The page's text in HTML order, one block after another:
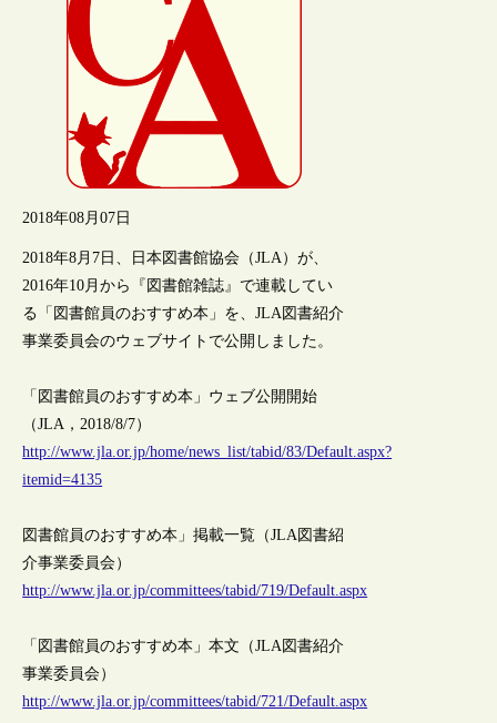
2018年08月07日
2018年8月7日、日本図書館協会（JLA）が、
2016年10月から『図書館雑誌』で連載してい
る「図書館員のおすすめ本」を、JLA図書紹介
事業委員会のウェブサイトで公開しました。
「図書館員のおすすめ本」ウェブ公開開始
（JLA，2018/8/7）
http://www.jla.or.jp/home/news_list/tabid/83/Default.aspx?
itemid=4135
図書館員のおすすめ本」掲載一覧（JLA図書紹
介事業委員会）
http://www.jla.or.jp/committees/tabid/719/Default.aspx
「図書館員のおすすめ本」本文（JLA図書紹介
事業委員会）
http://www.jla.or.jp/committees/tabid/721/Default.aspx